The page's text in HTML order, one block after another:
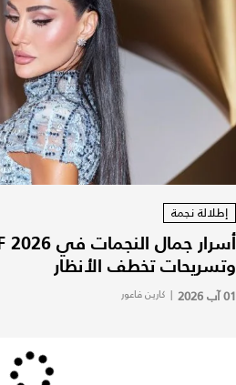
إطلالة نجمة
وتسريحات تخطف الأنظار
01 آب 2026 | كارين فاعور